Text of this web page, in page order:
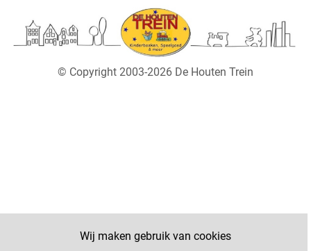
Wij maken gebruik van cookies
© Copyright 2003-2026 De Houten Trein